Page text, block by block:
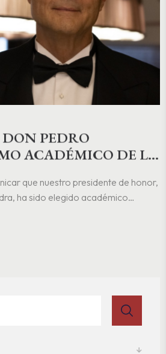
PEDRO
ACADÉMICO DE LA
que nuestro presidente de honor,
ha sido elegido académico